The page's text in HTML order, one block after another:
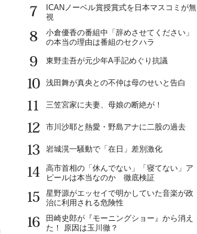
7
ICANノーベル賞授賞式を日本マスコミが無
視
8
小倉優香の番組中「辞めさせてください」
の本当の理由は番組のセクハラ
9
東野圭吾が元少年A手記めぐり抗議
10
浅田舞が真央との不仲は母のせいと告白
11
三笠宮家に夫妻、母娘の断絶が！
12
市川沙耶と熱愛・野島アナに二股の過去
13
岩城滉一騒動で「在日」差別激化
14
高市首相の「休んでない」「寝てない」ア
ピールは本当なのか 徹底検証
15
星野源がエッセイで明かしていた音楽が政
治に利用される危険性
16
田崎史郎が『モーニングショー』から消え
た！ 原因は玉川徹？